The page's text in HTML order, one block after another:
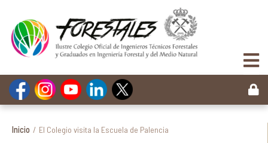
Inicio / El Colegio visita la Escuela de Palencia